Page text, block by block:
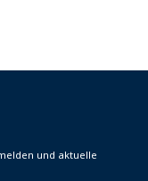
und aktuelle